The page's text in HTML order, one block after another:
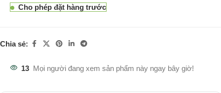
Cho phép đặt hàng trước
Chia sẻ:
13 Mọi người đang xem sản phẩm này ngay bây giờ!